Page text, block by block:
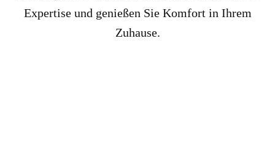
Expertise und genießen Sie Komfort in Ihrem
Zuhause.